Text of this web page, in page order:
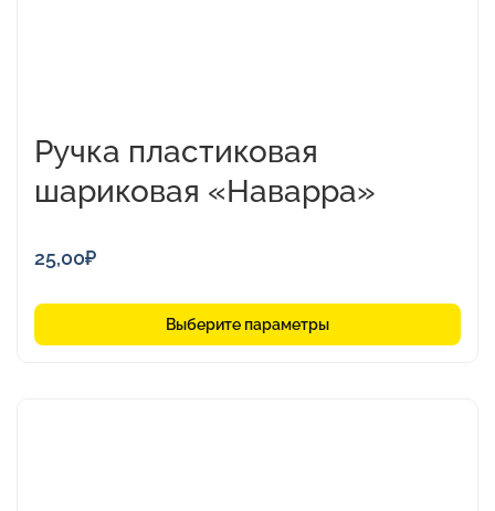
Ручка пластиковая
шариковая «Наварра»
25,00₽
Выберите параметры